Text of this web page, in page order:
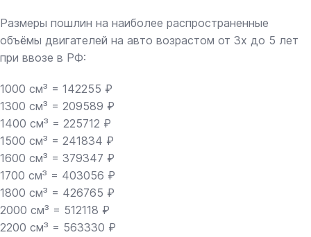
Размеры пошлин на наиболее распространенные
объёмы двигателей на авто возрастом от 3х до 5 лет
при ввозе в РФ:
1000 см³ = 142255 ₽
1300 см³ = 209589 ₽
1400 см³ = 225712 ₽
1500 см³ = 241834 ₽
1600 см³ = 379347 ₽
1700 см³ = 403056 ₽
1800 см³ = 426765 ₽
2000 см³ = 512118 ₽
2200 см³ = 563330 ₽